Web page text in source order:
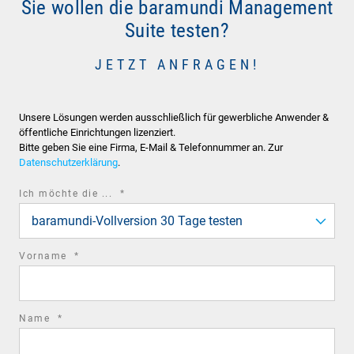
Sie wollen die baramundi Management
Suite testen?
JETZT ANFRAGEN!
Unsere Lösungen werden ausschließlich für gewerbliche Anwender &
öffentliche Einrichtungen lizenziert.
Bitte geben Sie eine Firma, E-Mail & Telefonnummer an. Zur
Datenschutzerklärung.
Ich möchte die ... *
baramundi-Vollversion 30 Tage testen
Vorname *
Name *